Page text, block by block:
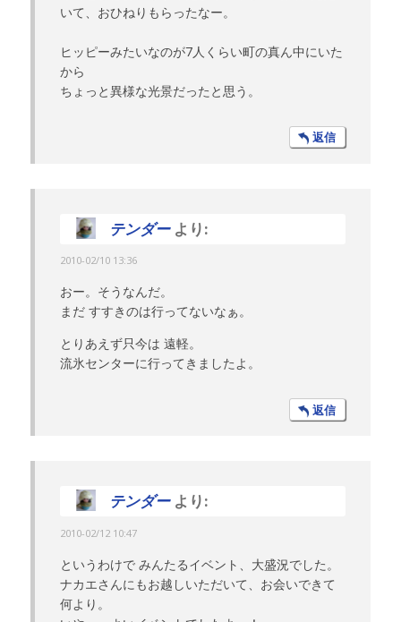
いて、おひねりもらったなー。
ヒッピーみたいなのが7人くらい町の真ん中にいた
から
ちょっと異様な光景だったと思う。
返信
テンダー より:
2010-02/10 13:36
おー。そうなんだ。
まだ すすきのは行ってないなぁ。
とりあえず只今は 遠軽。
流氷センターに行ってきましたよ。
返信
テンダー より:
2010-02/12 10:47
というわけで みんたるイベント、大盛況でした。
ナカエさんにもお越しいただいて、お会いできて
何より。